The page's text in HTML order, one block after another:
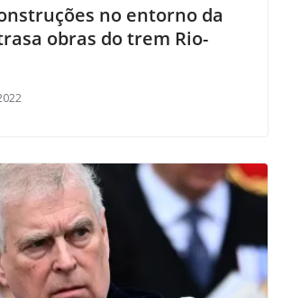
no entorno da
obras do trem Rio-